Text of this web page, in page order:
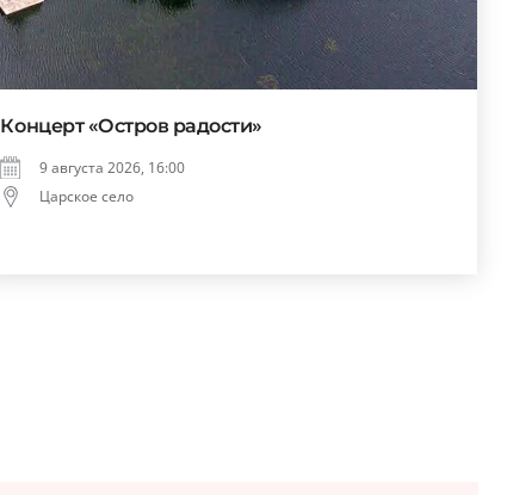
Концерт «Остров радости»
9 августа 2026, 16:00
Царское село